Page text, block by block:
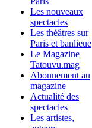
Les nouveaux
spectacles
Les théâtres sur
Paris et banlieue
Le Magazine
Tatouvu.mag
Abonnement au
magazine
Actualité des
spectacles
Les artistes,